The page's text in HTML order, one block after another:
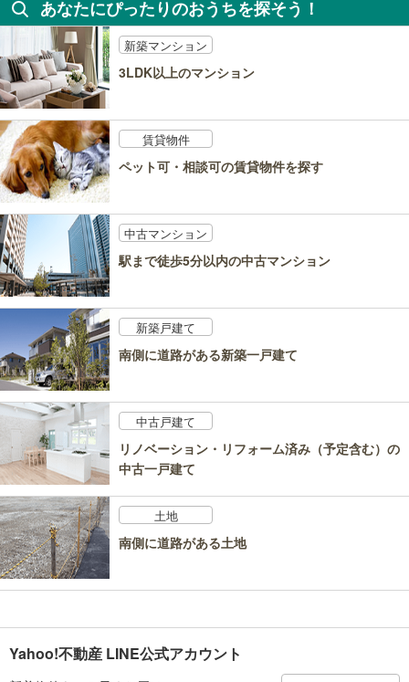
あなたにぴったりのおうちを探そう！
新築マンション
3LDK以上のマンション
賃貸物件
ペット可・相談可の賃貸物件を探す
中古マンション
駅まで徒歩5分以内の中古マンション
新築戸建て
南側に道路がある新築一戸建て
中古戸建て
リノベーション・リフォーム済み（予定含む）の
中古一戸建て
土地
南側に道路がある土地
Yahoo!不動産 LINE公式アカウント